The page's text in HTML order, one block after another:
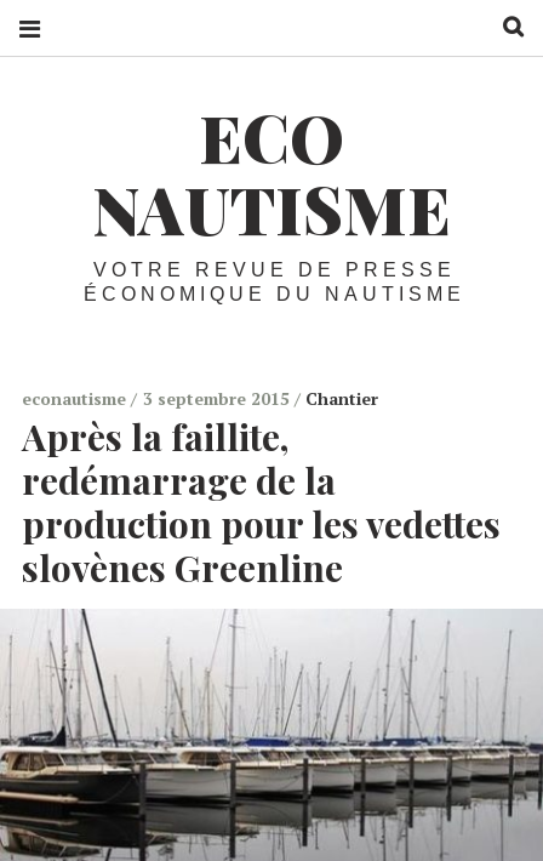
ECO
NAUTISME
VOTRE REVUE DE PRESSE
ÉCONOMIQUE DU NAUTISME
econautisme 3 septembre 2015 Chantier
Après la faillite,
redémarrage de la
production pour les vedettes
slovènes Greenline